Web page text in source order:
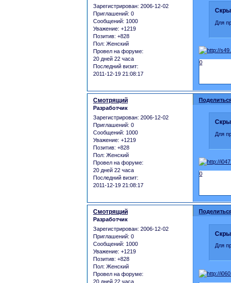
Зарегистрирован: 2006-12-02
Приглашений: 0
Сообщений: 1000
Уважение: +1219
Позитив: +828
Пол: Женский
Провел на форуме:
20 дней 22 часа
Последний визит:
2011-12-19 21:08:17
Для
0
Смотрящий
Разработчик
Зарегистрирован: 2006-12-02
Приглашений: 0
Сообщений: 1000
Уважение: +1219
Позитив: +828
Пол: Женский
Провел на форуме:
20 дней 22 часа
Последний визит:
2011-12-19 21:08:17
Для
0
Смотрящий
Разработчик
Зарегистрирован: 2006-12-02
Приглашений: 0
Сообщений: 1000
Уважение: +1219
Позитив: +828
Пол: Женский
Провел на форуме:
20 дней 22 часа
Для